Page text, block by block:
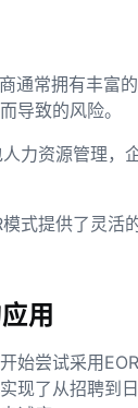
通常拥有丰富
导致的风险。
力资源管理，
式提供了灵活
用
始尝试采用
现了从招聘到